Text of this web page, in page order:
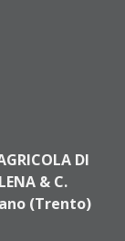
DI
& C.
(Trento)